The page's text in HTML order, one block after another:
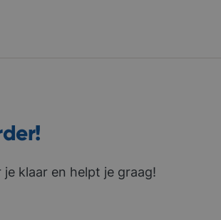
klaar en helpt je graag!